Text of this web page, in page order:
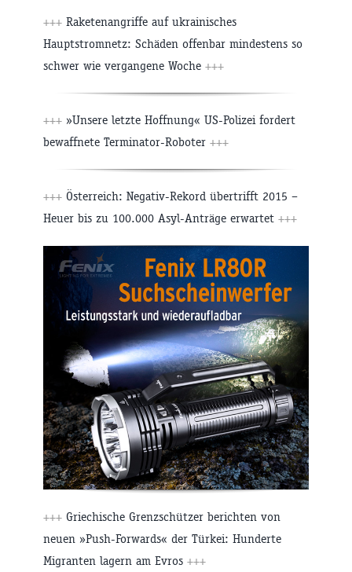
+++ Raketenangriffe auf ukrainisches
Hauptstromnetz: Schäden offenbar mindestens so
schwer wie vergangene Woche +++
+++ »Unsere letzte Hoffnung« US-Polizei fordert
bewaffnete Terminator-Roboter +++
+++ Österreich: Negativ-Rekord übertrifft 2015 –
Heuer bis zu 100.000 Asyl-Anträge erwartet +++
+++ Griechische Grenzschützer berichten von
neuen »Push-Forwards« der Türkei: Hunderte
Migranten lagern am Evros +++